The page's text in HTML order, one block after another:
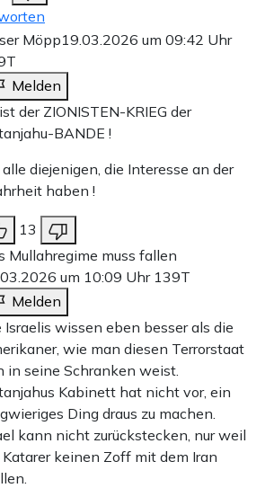
Möpp19.03.2026 um 09:42 Uhr
Melden
der ZIONISTEN-KRIEG der
BANDE !
alle diejenigen, die Interesse an der
haben !
13
Mullahregime muss fallen
um 10:09 Uhr 139T
Melden
Israelis wissen eben besser als die
wie man diesen Terrorstaat
in seine Schranken weist.
Kabinett hat nicht vor, ein
Ding draus zu machen.
kann nicht zurückstecken, nur weil
Katarer keinen Zoff mit dem Iran